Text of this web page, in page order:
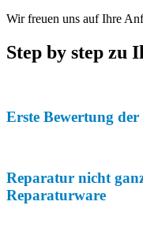
Wir freuen uns auf Ihre
Step by step zu
Erste Bewertung
Reparatur nicht
Reparaturware